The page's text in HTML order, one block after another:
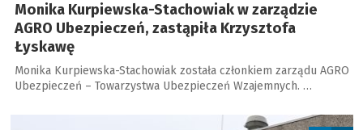
Monika Kurpiewska-Stachowiak w zarządzie
AGRO Ubezpieczeń, zastąpiła Krzysztofa
Łyskawę
Monika Kurpiewska-Stachowiak została członkiem zarządu AGRO
Ubezpieczeń – Towarzystwa Ubezpieczeń Wzajemnych. …